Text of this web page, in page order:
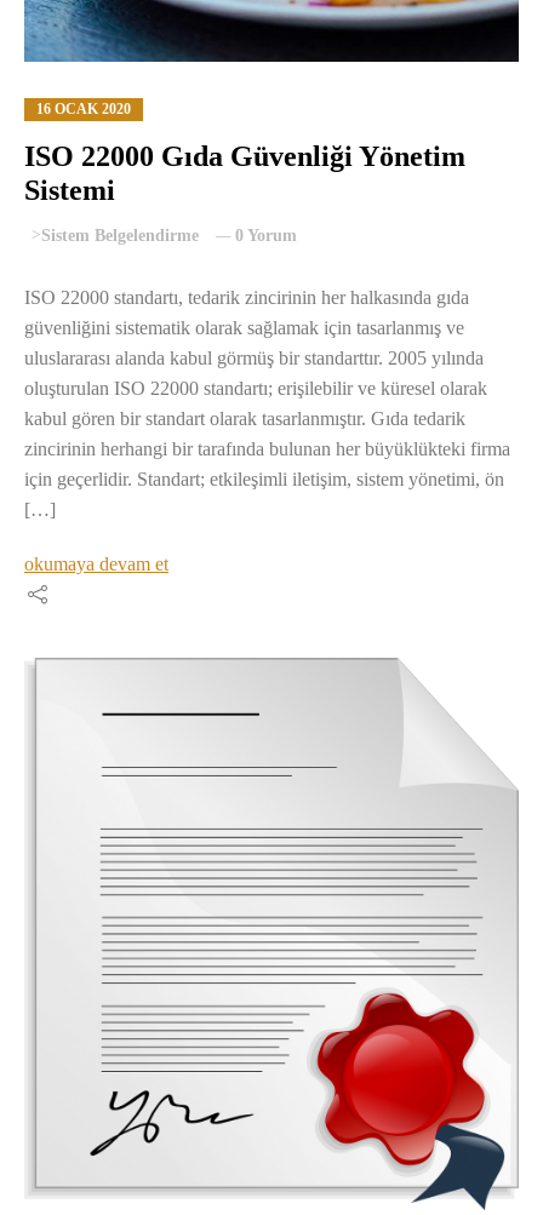
16 OCAK 2020
ISO 22000 Gıda Güvenliği Yönetim
Sistemi
>Sistem Belgelendirme 0 Yorum
ISO 22000 standartı, tedarik zincirinin her halkasında gıda
güvenliğini sistematik olarak sağlamak için tasarlanmış ve
uluslararası alanda kabul görmüş bir standarttır. 2005 yılında
oluşturulan ISO 22000 standartı; erişilebilir ve küresel olarak
kabul gören bir standart olarak tasarlanmıştır. Gıda tedarik
zincirinin herhangi bir tarafında bulunan her büyüklükteki firma
için geçerlidir. Standart; etkileşimli iletişim, sistem yönetimi, ön
[…]
okumaya devam et